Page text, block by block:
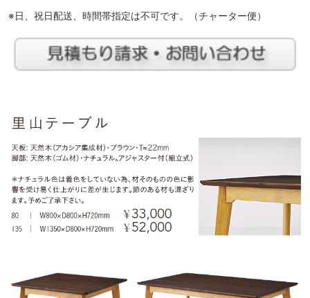
※日、祝日配送、時間帯指定は不可です。（チャーター便）